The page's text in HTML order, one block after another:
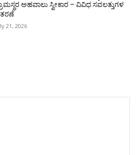
ಅಹವಾಲು ಸ್ವೀಕಾರ – ವಿವಿಧ ಸವಲತ್ತುಗಳ
21, 2026